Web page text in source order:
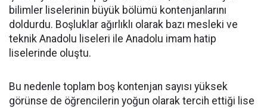
bilimler liselerinin büyük bölümü kontenjanlarını
doldurdu. Boşluklar ağırlıklı olarak bazı mesleki ve
teknik Anadolu liseleri ile Anadolu imam hatip
liselerinde oluştu.
Bu nedenle toplam boş kontenjan sayısı yüksek
görünse de öğrencilerin yoğun olarak tercih ettiği lise